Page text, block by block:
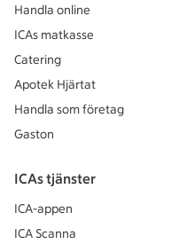
Handla online
ICAs matkasse
Catering
Apotek Hjärtat
Handla som företag
Gaston
ICAs tjänster
ICA-appen
ICA Scanna